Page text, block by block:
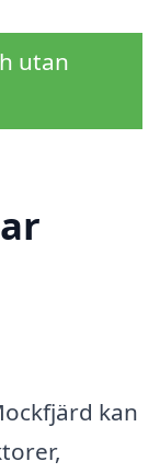
utan
kan